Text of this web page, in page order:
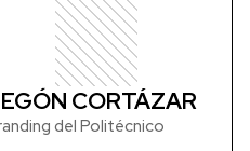
CORTÁZAR
del Politécnico